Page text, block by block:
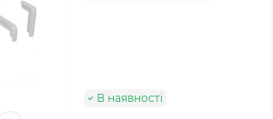
В наявності